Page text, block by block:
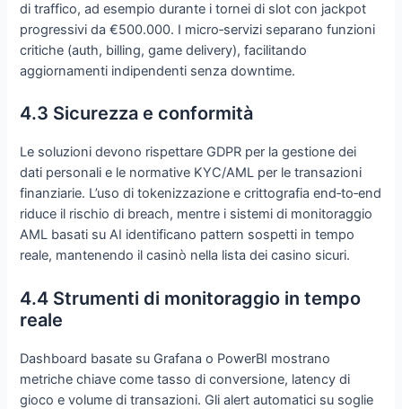
di traffico, ad esempio durante i tornei di slot con jackpot
progressivi da €500.000. I micro‑servizi separano funzioni
critiche (auth, billing, game delivery), facilitando
aggiornamenti indipendenti senza downtime.
4.3 Sicurezza e conformità
Le soluzioni devono rispettare GDPR per la gestione dei
dati personali e le normative KYC/AML per le transazioni
finanziarie. L’uso di tokenizzazione e crittografia end‑to‑end
riduce il rischio di breach, mentre i sistemi di monitoraggio
AML basati su AI identificano pattern sospetti in tempo
reale, mantenendo il casinò nella lista dei casino sicuri.
4.4 Strumenti di monitoraggio in tempo
reale
Dashboard basate su Grafana o PowerBI mostrano
metriche chiave come tasso di conversione, latency di
gioco e volume di transazioni. Gli alert automatici su soglie